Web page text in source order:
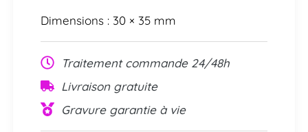
Dimensions : 30 × 35 mm
Traitement commande 24/48h
Livraison gratuite
Gravure garantie à vie